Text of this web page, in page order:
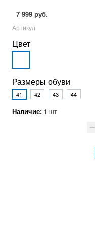
7 999 руб.
Артикул
Цвет
Размеры обуви
41 42 43 44
Наличие: 1 шт